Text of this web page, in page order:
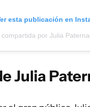
esta publicación en
por Julia
Julia